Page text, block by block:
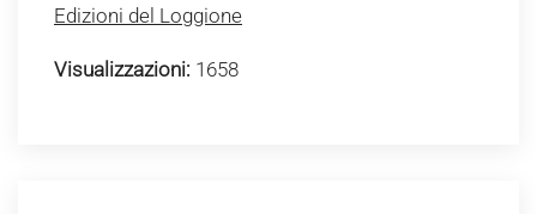
Edizioni del Loggione
Visualizzazioni: 1658